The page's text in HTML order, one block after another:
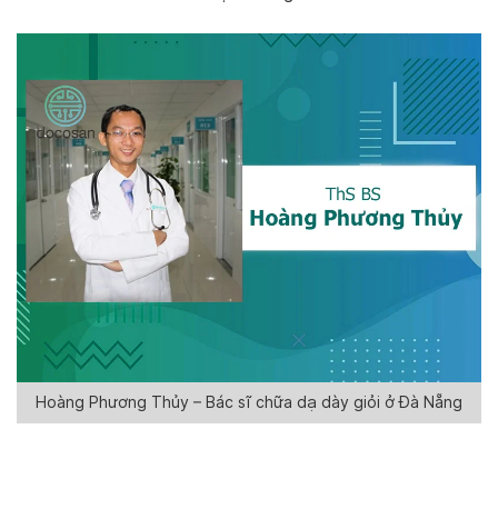
Hoàng Phương Thủy – Bác sĩ chữa dạ dày giỏi ở Đà Nẵng